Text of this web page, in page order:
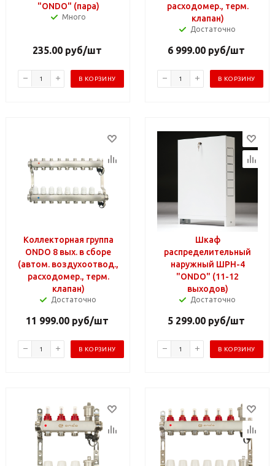
"ONDO" (пара)
Много
235.00руб/шт
В КОРЗИНУ
расходомер., терм.
клапан)
Достаточно
6 999.00 руб/шт
В КОРЗИНУ
Коллекторная группа
ONDO 8 вых. в сборе
(автом. воздухоотвод.,
расходомер., терм.
клапан)
Достаточно
11 999.00руб/шт
В КОРЗИНУ
Шкаф
распределительный
наружный ШРН-4
"ONDO" (11-12
выходов)
Достаточно
5 299.00 руб/шт
В КОРЗИНУ